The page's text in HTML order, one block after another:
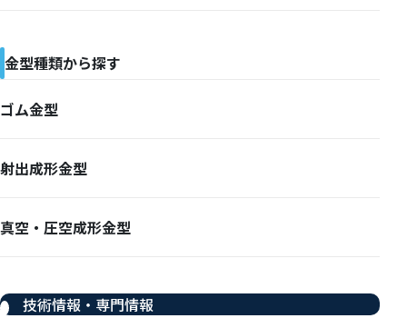
金型種類から探す
ゴム金型
射出成形金型
真空・圧空成形金型
技術情報・専門情報